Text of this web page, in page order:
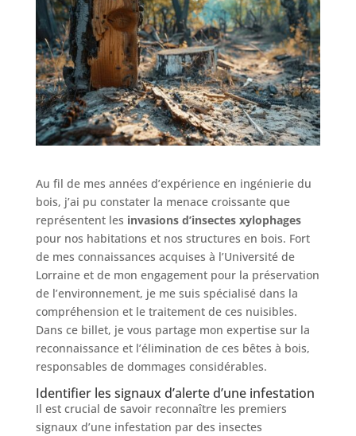
Au fil de mes années d’expérience en ingénierie du
bois, j’ai pu constater la menace croissante que
représentent les invasions d’insectes xylophages
pour nos habitations et nos structures en bois. Fort
de mes connaissances acquises à l’Université de
Lorraine et de mon engagement pour la préservation
de l’environnement, je me suis spécialisé dans la
compréhension et le traitement de ces nuisibles.
Dans ce billet, je vous partage mon expertise sur la
reconnaissance et l’élimination de ces bêtes à bois,
responsables de dommages considérables.
Identifier les signaux d’alerte d’une infestation
Il est crucial de savoir reconnaître les premiers
signaux d’une infestation par des insectes